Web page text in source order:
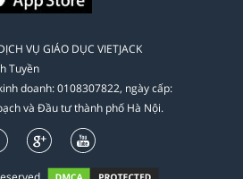
VỤ GIÁO DỤC VIETJACK
Tuyền
doanh: 0108307822, ngày cấp:
và Đầu tư thành phố Hà Nội.